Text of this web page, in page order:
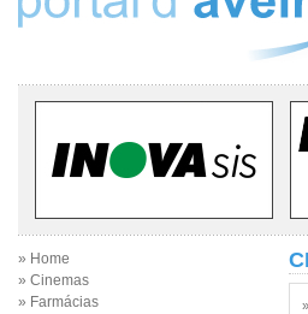
» Home
» Cinemas
» Farmácias